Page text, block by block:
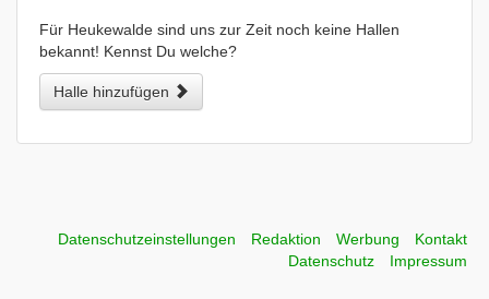
Für Heukewalde sind uns zur Zeit noch keine Hallen
bekannt! Kennst Du welche?
Halle hinzufügen
Datenschutzeinstellungen Redaktion Werbung
Kontakt
Datenschutz
Impressum